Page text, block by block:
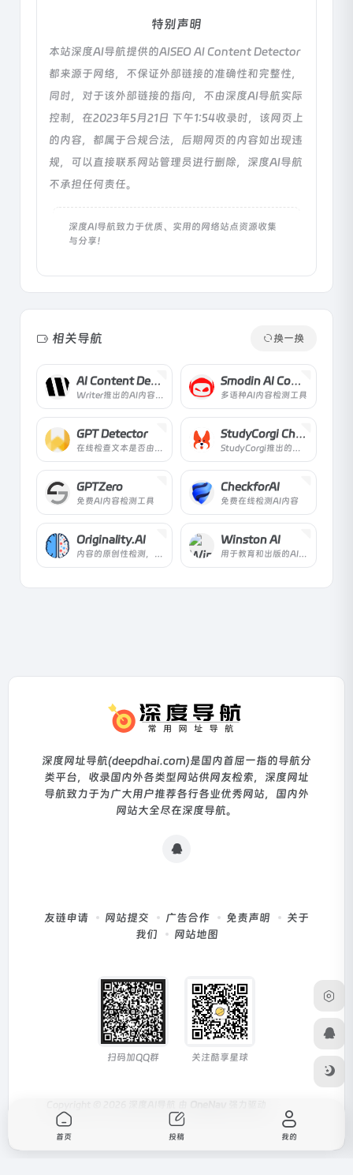
特别声明
本站深度AI导航提供的AISEO AI Content Detector
都来源于网络，不保证外部链接的准确性和完整性，
同时，对于该外部链接的指向，不由深度AI导航实际
控制，在2023年5月21日 下午1:54收录时，该网页上
的内容，都属于合规合法，后期网页的内容如出现违
规，可以直接联系网站管理员进行删除，深度AI导航
不承担任何责任。
深度AI导航致力于优质、实用的网络站点资源收集
与分享！
相关导航 换一换
AI Content Detector
Writer推出的AI内容检测工具
Smodin AI Content Detector
多语种AI内容检测工具
GPT Detector
在线检查文本是否由AI生成
StudyCorgi ChatGPT Detector
StudyCorgi推出的帮助学生检测ChatGPT的工具
GPTZero
免费AI内容检测工具
CheckforAI
免费在线检测AI内容
Originality.AI
内容的原创性检测，通过AI识别任何抄袭和检测是否使用AI工具来创建内容。
Winston AI
用于教育和出版的AI检测器。立即找出任何内容是由人类还是机器人产生的。
深度网址导航(deepdhai.com)是国内首屈一指的导航分
类平台，收录国内外各类型网站供网友检索，深度网址
导航致力于为广大用户推荐各行各业优秀网站，国内外
网站大全尽在深度导航。
友链申请 网站提交 广告合作 免责声明
关于
我们
网站地图
扫码加QQ群 关注酷享星球
首页 投稿 我的